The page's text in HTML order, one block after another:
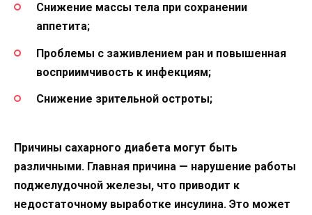
Снижение массы тела при сохранении
аппетита;
Проблемы с заживлением ран и повышенная
восприимчивость к инфекциям;
Снижение зрительной остроты;
Причины сахарного диабета могут быть
различными. Главная причина — нарушение работы
поджелудочной железы, что приводит к
недостаточному выработке инсулина. Это может